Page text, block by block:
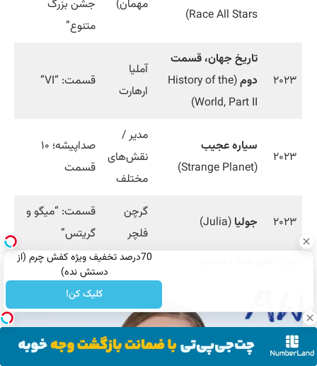
70درصد تخفیف ویژه کفش چرم (از
دستش نده)
کلیک کن!
Race All Stars)
مهمان)
جشن بزرگ
متنوع”
۲۰۲۳
تاریخ جهان، قسمت
دوم (History of the
World, Part II)
آملیا
ارهارت
قسمت: “VI”
۲۰۲۳
سیاره عجیب
(Strange Planet)
مدیر /
نقش‌های
مختلف
صداپیشه؛ ۱۰
قسمت
۲۰۲۳ جولیا (Julia)
گرچن
فلچر
قسمت: “میگو و
گریتس”